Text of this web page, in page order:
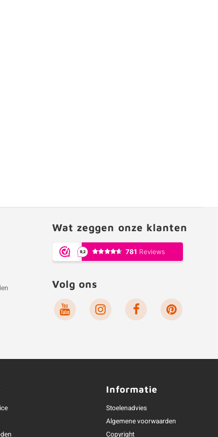
Wat zeggen onze klanten
Volg ons
Informatie
Stoelenadvies
Algemene voorwaarden
Copyright